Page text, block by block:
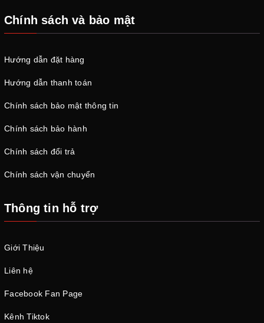
Chính sách và bảo mật
Hướng dẫn đặt hàng
Hướng dẫn thanh toán
Chính sách bảo mật thông tin
Chính sách bảo hành
Chính sách đổi trả
Chính sách vận chuyển
Thông tin hỗ trợ
Giới Thiệu
Liên hệ
Facebook Fan Page
Kênh Tiktok